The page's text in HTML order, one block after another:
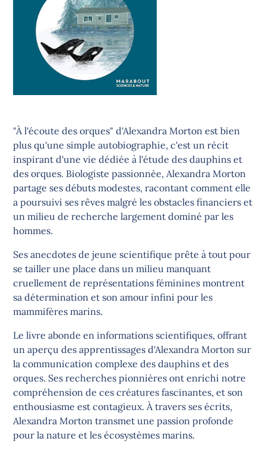
"À l'écoute des orques" d'Alexandra Morton est bien
plus qu'une simple autobiographie, c'est un récit
inspirant d'une vie dédiée à l'étude des dauphins et
des orques. Biologiste passionnée, Alexandra Morton
partage ses débuts modestes, racontant comment elle
a poursuivi ses rêves malgré les obstacles financiers et
un milieu de recherche largement dominé par les
hommes.
Ses anecdotes de jeune scientifique prête à tout pour
se tailler une place dans un milieu manquant
cruellement de représentations féminines montrent
sa détermination et son amour infini pour les
mammifères marins.
Le livre abonde en informations scientifiques, offrant
un aperçu des apprentissages d'Alexandra Morton sur
la communication complexe des dauphins et des
orques. Ses recherches pionnières ont enrichi notre
compréhension de ces créatures fascinantes, et son
enthousiasme est contagieux. À travers ses écrits,
Alexandra Morton transmet une passion profonde
pour la nature et les écosystèmes marins.